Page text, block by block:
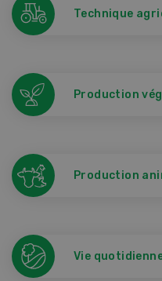
Technique
Production
Production
Vie